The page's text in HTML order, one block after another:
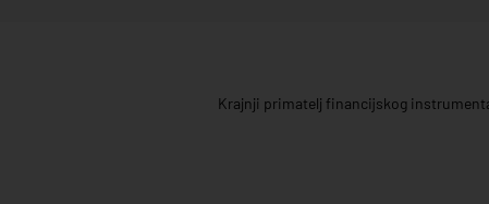
Krajnji primatelj financijskog